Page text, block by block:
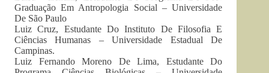
Graduação Em Antropologia Social – Universidade
De São Paulo
Luiz Cruz, Estudante Do Instituto De Filosofia E
Ciências Humanas – Universidade Estadual De
Campinas.
Luiz Fernando Moreno De Lima, Estudante Do